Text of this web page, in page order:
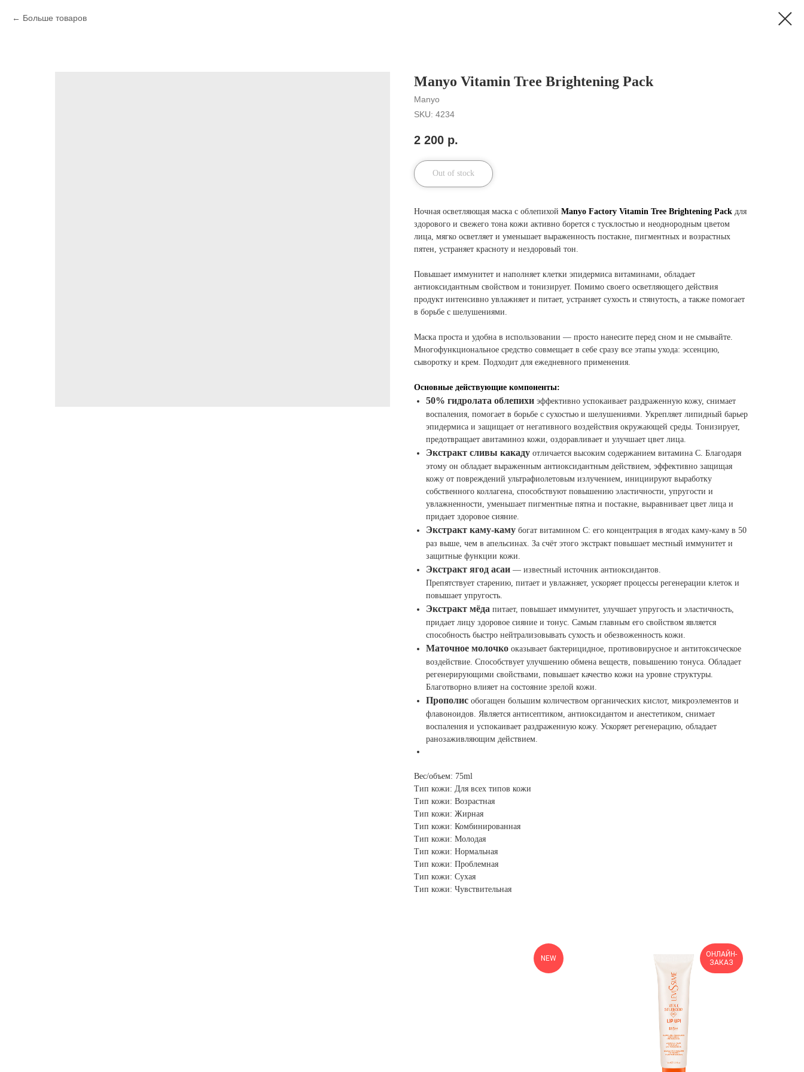
Больше товаров
Manyo Vitamin Tree Brightening Pack
Manyo
SKU: 4234
2 200 р.
Out of stock
Ночная осветляющая маска с облепихой Manyo Factory Vitamin Tree Brightening Pack для
здорового и свежего тона кожи активно борется с тусклостью и неоднородным цветом
лица, мягко осветляет и уменьшает выраженность постакне, пигментных и возрастных
пятен, устраняет красноту и нездоровый тон.
Повышает иммунитет и наполняет клетки эпидермиса витаминами, обладает
антиоксидантным свойством и тонизирует. Помимо своего осветляющего действия
продукт интенсивно увлажняет и питает, устраняет сухость и стянутость, а также помогает
в борьбе с шелушениями.
Маска проста и удобна в использовании — просто нанесите перед сном и не смывайте.
Многофункциональное средство совмещает в себе сразу все этапы ухода: эссенцию,
сыворотку и крем. Подходит для ежедневного применения.
Основные действующие компоненты:
50% гидролата облепихи эффективно успокаивает раздраженную кожу, снимает
воспаления, помогает в борьбе с сухостью и шелушениями. Укрепляет липидный барьер
эпидермиса и защищает от негативного воздействия окружающей среды. Тонизирует,
предотвращает авитаминоз кожи, оздоравливает и улучшает цвет лица.
Экстракт сливы какаду отличается высоким содержанием витамина С. Благодаря
этому он обладает выраженным антиоксидантным действием, эффективно защищая
кожу от повреждений ультрафиолетовым излучением, инициируют выработку
собственного коллагена, способствуют повышению эластичности, упругости и
увлажненности, уменьшает пигментные пятна и постакне, выравнивает цвет лица и
придает здоровое сияние.
Экстракт каму-каму богат витамином С: его концентрация в ягодах каму-каму в 50
раз выше, чем в апельсинах. За счёт этого экстракт повышает местный иммунитет и
защитные функции кожи.
Экстракт ягод асаи — известный источник антиоксидантов.
Препятствует старению, питает и увлажняет, ускоряет процессы регенерации клеток и
повышает упругость.
Экстракт мёда питает, повышает иммунитет, улучшает упругость и эластичность,
придает лицу здоровое сияние и тонус. Самым главным его свойством является
способность быстро нейтрализовывать сухость и обезвоженность кожи.
Маточное молочко оказывает бактерицидное, противовирусное и антитоксическое
воздействие. Способствует улучшению обмена веществ, повышению тонуса. Обладает
регенерирующими свойствами, повышает качество кожи на уровне структуры.
Благотворно влияет на состояние зрелой кожи.
Прополис обогащен большим количеством органических кислот, микроэлементов и
флавоноидов. Является антисептиком, антиоксидантом и анестетиком, снимает
воспаления и успокаивает раздраженную кожу. Ускоряет регенерацию, обладает
ранозаживляющим действием.
Вес/объем: 75ml
Тип кожи: Для всех типов кожи
Тип кожи: Возрастная
Тип кожи: Жирная
Тип кожи: Комбинированная
Тип кожи: Молодая
Тип кожи: Нормальная
Тип кожи: Проблемная
Тип кожи: Сухая
Тип кожи: Чувствительная
NEW
ОНЛАЙН-
ЗАКАЗ